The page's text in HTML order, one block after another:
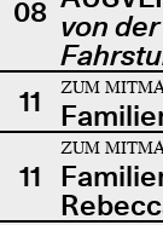
08 von
11
ZUM
11
ZUM